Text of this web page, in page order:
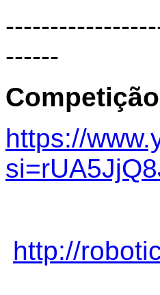
------
https://
http://